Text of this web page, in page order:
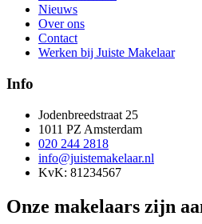
Nieuws
Over ons
Contact
Werken bij Juiste Makelaar
Info
Jodenbreedstraat 25
1011 PZ Amsterdam
020 244 2818
info@juistemakelaar.nl
KvK: 81234567
Onze makelaars zijn